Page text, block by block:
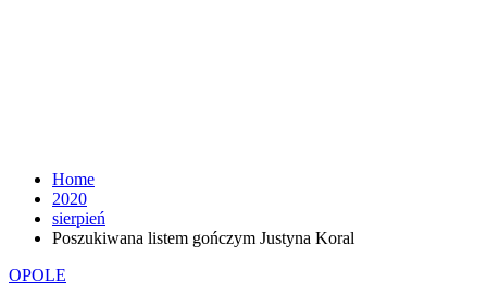
Home
2020
sierpień
Poszukiwana listem gończym Justyna Koral
OPOLE